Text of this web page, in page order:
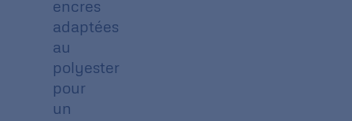
encres
adaptées
au
polyester
pour
un